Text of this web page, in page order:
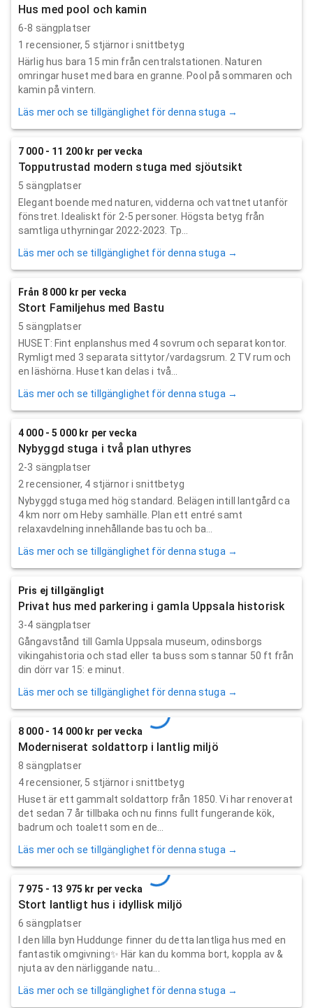
Hus med pool och kamin
6-8 sängplatser
1 recensioner, 5 stjärnor i snittbetyg
Härlig hus bara 15 min från centralstationen. Naturen
omringar huset med bara en granne. Pool på sommaren och
kamin på vintern.
Läs mer och se tillgänglighet för denna stuga →
7 000 - 11 200 kr per vecka
Topputrustad modern stuga med sjöutsikt
5 sängplatser
Elegant boende med naturen, vidderna och vattnet utanför
fönstret. Idealiskt för 2-5 personer. Högsta betyg från
samtliga uthyrningar 2022-2023. Tp...
Läs mer och se tillgänglighet för denna stuga →
Från 8 000 kr per vecka
Stort Familjehus med Bastu
5 sängplatser
HUSET: Fint enplanshus med 4 sovrum och separat kontor.
Rymligt med 3 separata sittytor/vardagsrum. 2 TV rum och
en läshörna. Huset kan delas i två...
Läs mer och se tillgänglighet för denna stuga →
4 000 - 5 000 kr per vecka
Nybyggd stuga i två plan uthyres
2-3 sängplatser
2 recensioner, 4 stjärnor i snittbetyg
Nybyggd stuga med hög standard. Belägen intill lantgård ca
4 km norr om Heby samhälle. Plan ett entré samt
relaxavdelning innehållande bastu och ba...
Läs mer och se tillgänglighet för denna stuga →
Pris ej tillgängligt
Privat hus med parkering i gamla Uppsala historisk
3-4 sängplatser
Gångavstånd till Gamla Uppsala museum, odinsborgs
vikingahistoria och stad eller ta buss som stannar 50 ft från
din dörr var 15: e minut.
Läs mer och se tillgänglighet för denna stuga →
8 000 - 14 000 kr per vecka
Moderniserat soldattorp i lantlig miljö
8 sängplatser
4recensioner, 5 stjärnor i snittbetyg
Huset är ett gammalt soldattorp från 1850. Vi har renoverat
det sedan 7 år tillbaka och nu finns fullt fungerande kök,
badrum och toalett som en de...
Läs mer och se tillgänglighet för denna stuga →
7 975 - 13 975 kr per vecka
Stort lantligt hus i idyllisk miljö
6 sängplatser
I den lilla byn Huddunge finner du detta lantliga hus med en
fantastik omgivning✨ Här kan du komma bort, koppla av &
njuta av den närliggande natu...
Läs mer och se tillgänglighet för denna stuga →